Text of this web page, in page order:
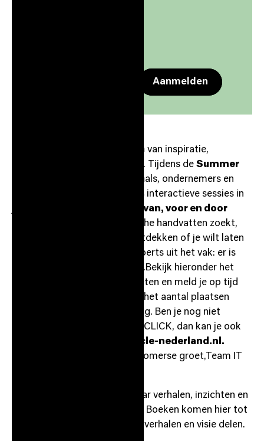
Aanmelden
Deze zomer staat in het teken van inspiratie,
ontmoeting en nieuwe ideeën. Tijdens de Summer
brengen we professionals, ondernemers en
experts samen voor een reeks interactieve sessies in
van, voor en door
! Of je nu praktische handvatten zoekt,
nieuwe technologieën wilt ontdekken of je wilt laten
inspireren door auteurs en experts uit het vak: er is
altijd een sessie die bij je past.Bekijk hieronder het
programma, kies jouw favorieten en meld je op tijd
aan. Voor sommige sessies is het aantal plaatsen
beperkt, dus wacht niet te lang. Ben je nog niet
aangesloten op ons platform CLICK, dan kan je ook
aanmelden via: info@itcircle-nederland.nl.
Zomerse groet,Team IT
Een zomerse bijeenkomst waar verhalen, inzichten en
ontmoetingen centraal staan. Boeken komen hier tot
leven door de auteurs die hun verhalen en visie delen.